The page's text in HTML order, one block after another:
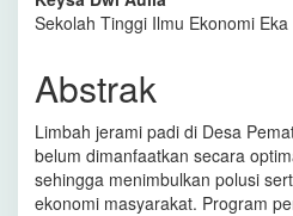
Sekolah Tinggi Ilmu Ekonomi
Abstrak
Limbah jerami padi di Desa
belum dimanfaatkan secara
sehingga menimbulkan polusi
ekonomi masyarakat. Program